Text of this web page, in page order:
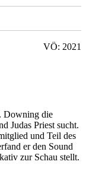
VÖ: 2021
Downing die
Judas Priest sucht.
und Teil des
er den Sound
zur Schau stellt.